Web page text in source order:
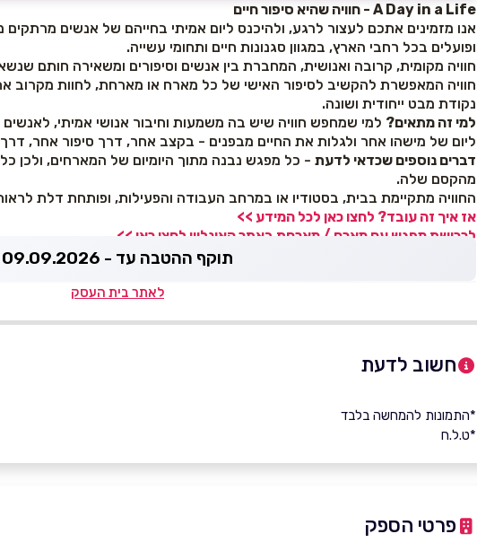
A Day in a Life - חוויה שהיא סיפור חיים
אנו מזמינים אתכם לעצור לרגע, ולהיכנס ליום אמיתי בחייהם של אנשים מרתקים
ופועלים בכל רחבי הארץ, במגוון סגנונות חיים ותחומי עשייה.
חוויה מקומית, קרובה ואנושית, המחברת בין אנשים וסיפורים ומשאירה חותם
חוויה המאפשרת להקשיב לסיפור האישי של כל מארח או מארחת, לחוות מקרוב
נקודת מבט ייחודית ושונה.
למי זה מתאים? למי שמחפש חוויה שיש בה משמעות וחיבור אנושי אמיתי, לאנשים
ליום של מישהו אחר ולגלות את החיים מבפנים - בקצב אחר, דרך סיפור אחר,
דברים נוספים שכדאי לדעת - כל מפגש נבנה מתוך היומיום של המארחים, ולכן
מהקסם שלה.
החוויה מתקיימת בבית, בסטודיו או במרחב העבודה והפעילות, ופותחת דלת
אז איך זה עובד? לחצו כאן לכל המידע >>
לרכישת מפגש עם מארח / מארחת באתר האונליין לחצו כאן >>
תוקף ההטבה עד - 09.09.2026
לאתר בית העסק
חשוב לדעת
*התמונות להמחשה בלבד
*ט.ל.ח
פרטי הספק